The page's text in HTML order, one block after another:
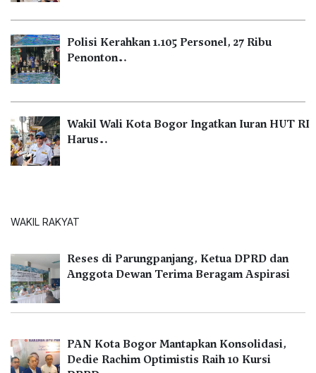
Polisi Kerahkan 1.105 Personel, 27 Ribu
Penonton…
Wakil Wali Kota Bogor Ingatkan Iuran HUT RI
Harus…
WAKIL RAKYAT
Reses di Parungpanjang, Ketua DPRD dan
Anggota Dewan Terima Beragam Aspirasi
PAN Kota Bogor Mantapkan Konsolidasi,
Dedie Rachim Optimistis Raih 10 Kursi